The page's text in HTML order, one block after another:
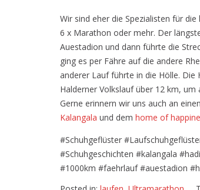
Wir sind eher die Spezialisten für
6 x Marathon oder mehr. Der
Auestadion und dann führte die
ging es per Fähre auf die andere
anderer Lauf führte in die Hölle. Die
Halderner Volkslauf über 12 km,
Gerne erinnern wir uns auch an
Kalangala und dem home of
#Schuhgeflüster
#Schuhgeschichten #kalangala
#1000km #faehrlauf #auestadion